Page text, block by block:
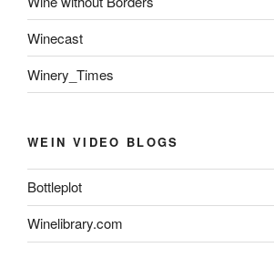
Winecast
Winery_Times
WEIN VIDEO BLOGS
Bottleplot
Winelibrary.com